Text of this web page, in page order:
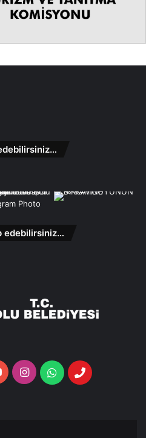
edebilirsiniz…
YouTubeInstagramWhatsappTelefon